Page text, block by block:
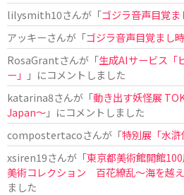
lilysmith10さんが「ゴジラ音声目覚ま
アッキーさんが「ゴジラ音声目覚まし
RosaGrantさんが「生成AIサービス「
ー」
」にコメントしました
katarina8さんが「動き出す妖怪展
Japan〜」にコメントしました
compostertacoさんが「特別展「水滸
xsiren19さんが「東京都美術館開館
美術コレクション 百花繚乱～海を越
ました